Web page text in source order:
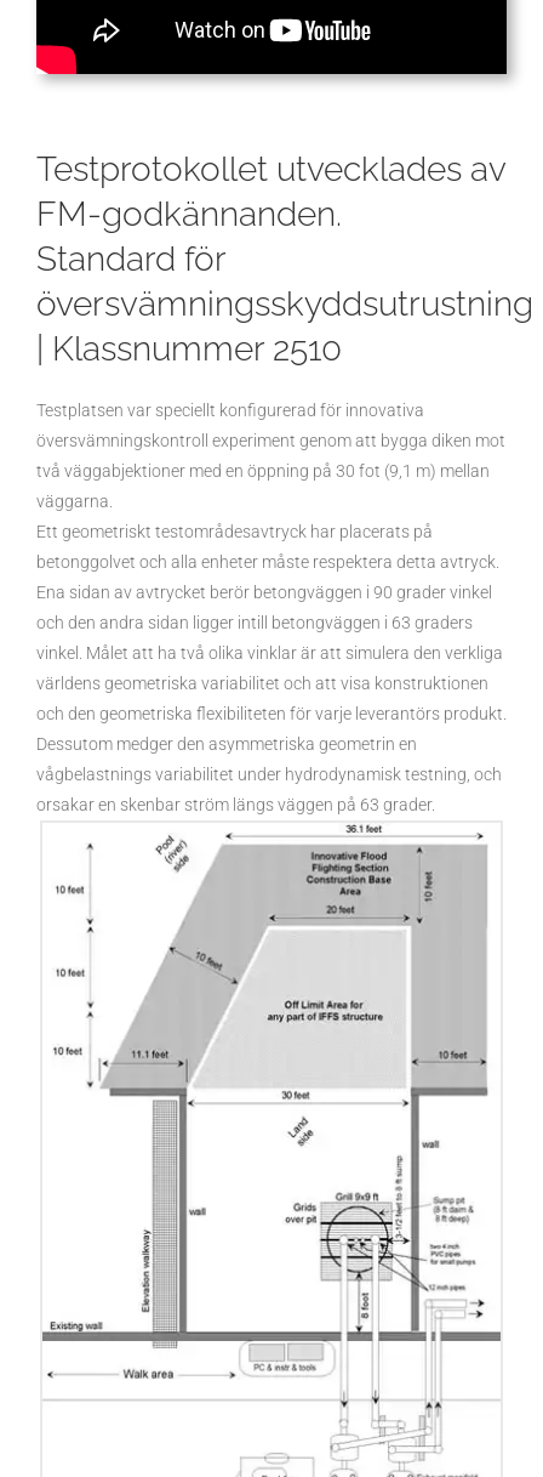
Testprotokollet utvecklades av
FM-godkännanden.
Standard för
översvämningsskyddsutrustning
| Klassnummer 2510
Testplatsen var speciellt konfigurerad för innovativa
översvämningskontroll experiment genom att bygga diken mot
två väggabjektioner med en öppning på 30 fot (9,1 m) mellan
väggarna.
Ett geometriskt testområdesavtryck har placerats på
betonggolvet och alla enheter måste respektera detta avtryck.
Ena sidan av avtrycket berör betongväggen i 90 grader vinkel
och den andra sidan ligger intill betongväggen i 63 graders
vinkel. Målet att ha två olika vinklar är att simulera den verkliga
världens geometriska variabilitet och att visa konstruktionen
och den geometriska flexibiliteten för varje leverantörs produkt.
Dessutom medger den asymmetriska geometrin en
vågbelastnings variabilitet under hydrodynamisk testning, och
orsakar en skenbar ström längs väggen på 63 grader.